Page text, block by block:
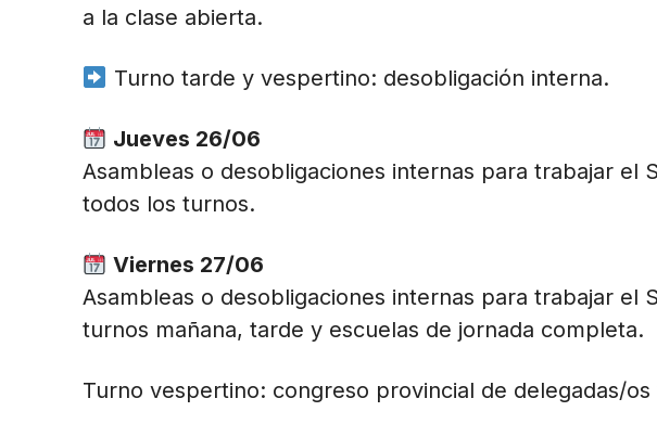
a la clase abierta.
Turno tarde y vespertino: desobligación interna.
Jueves 26/06
Asambleas o desobligaciones internas para trabajar el
todos los turnos.
Viernes 27/06
Asambleas o desobligaciones internas para trabajar el
turnos mañana, tarde y escuelas de jornada completa.
Turno vespertino: congreso provincial de delegadas/